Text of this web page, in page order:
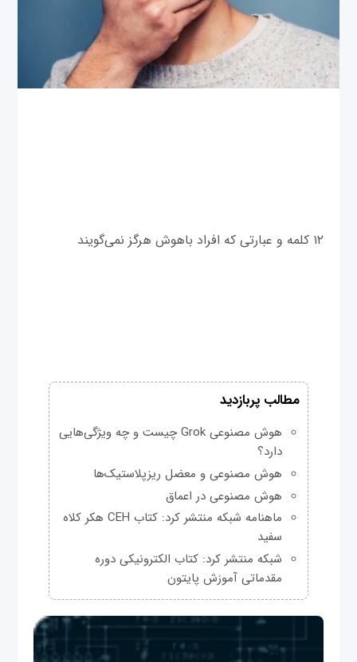
۱۲ کلمه و عبارتی که افراد باهوش هرگز نمی‌گویند
مطالب پربازدید
هوش مصنوعی Grok چیست و چه ویژگی‌هایی
دارد؟
هوش مصنوعی و معضل ریزپلاستیک‌ها
هوش مصنوعی در اعماق
ماهنامه شبکه منتشر کرد: کتاب CEH هکر کلاه
سفید
شبکه منتشر کرد: کتاب الکترونیکی دوره
مقدماتی آموزش پایتون